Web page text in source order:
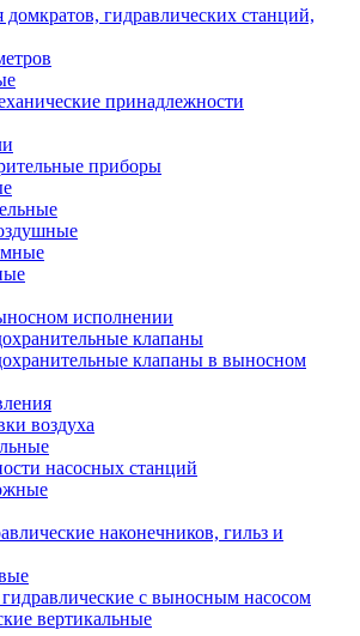
гидравлических станций,
принадлежности
приборы
исполнении
клапаны
клапаны в выносном
воздуха
насосных станций
наконечников, гильз и
с выносным насосом
вертикальные